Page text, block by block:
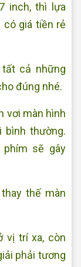
inch, thì lựa
có giá tiền rẻ
cả những
đúng nhé.
vơi màn hình
thường.
sẽ gây
thế màn
vị trí xa, còn
phải tương